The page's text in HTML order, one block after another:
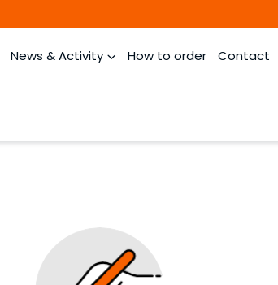
News & Activity How to order Contact